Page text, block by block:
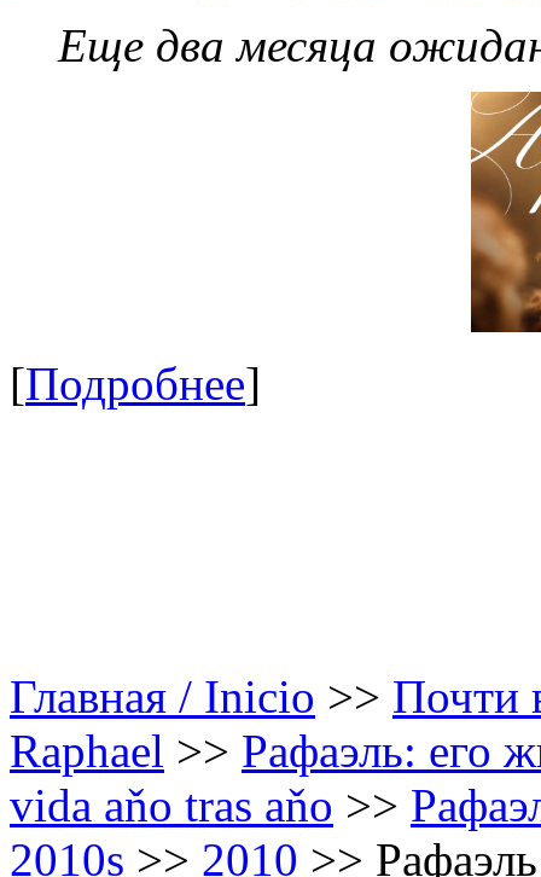
Еще два месяца
[Подробнее]
Главная / Inicio >> Почти
Raphael >> Рафаэль: его
vida aňo tras aňo >>
2010s >> 2010 >>